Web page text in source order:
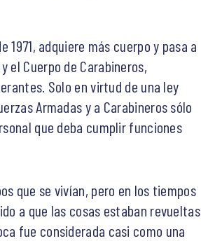
adquiere más cuerpo y pasa a
el Cuerpo de Carabineros,
Solo en virtud de una ley
Armadas y a Carabineros sólo
que deba cumplir funciones
que se vivían, pero en los tiempos
a que las cosas estaban revueltas
fue considerada casi como una